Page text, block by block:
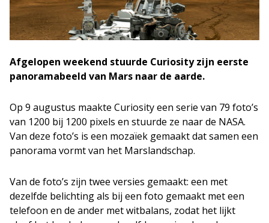
Afgelopen weekend stuurde Curiosity zijn eerste
panoramabeeld van Mars naar de aarde.
Op 9 augustus maakte Curiosity een serie van 79 foto’s
van 1200 bij 1200 pixels en stuurde ze naar de NASA.
Van deze foto’s is een mozaïek gemaakt dat samen een
panorama vormt van het Marslandschap.
Van de foto’s zijn twee versies gemaakt: een met
dezelfde belichting als bij een foto gemaakt met een
telefoon en de ander met witbalans, zodat het lijkt